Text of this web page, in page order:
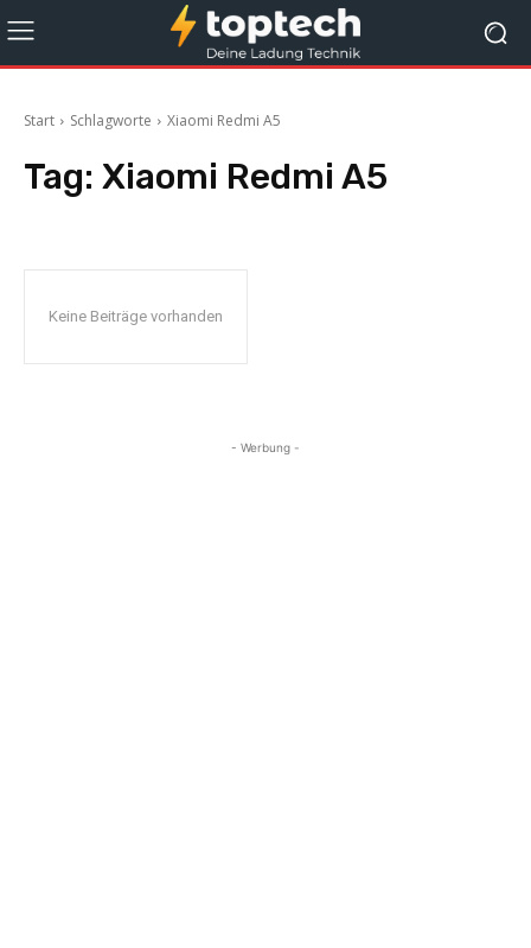
Start Schlagworte Xiaomi Redmi A5
Tag: Xiaomi Redmi A5
Keine Beiträge vorhanden
- Werbung -